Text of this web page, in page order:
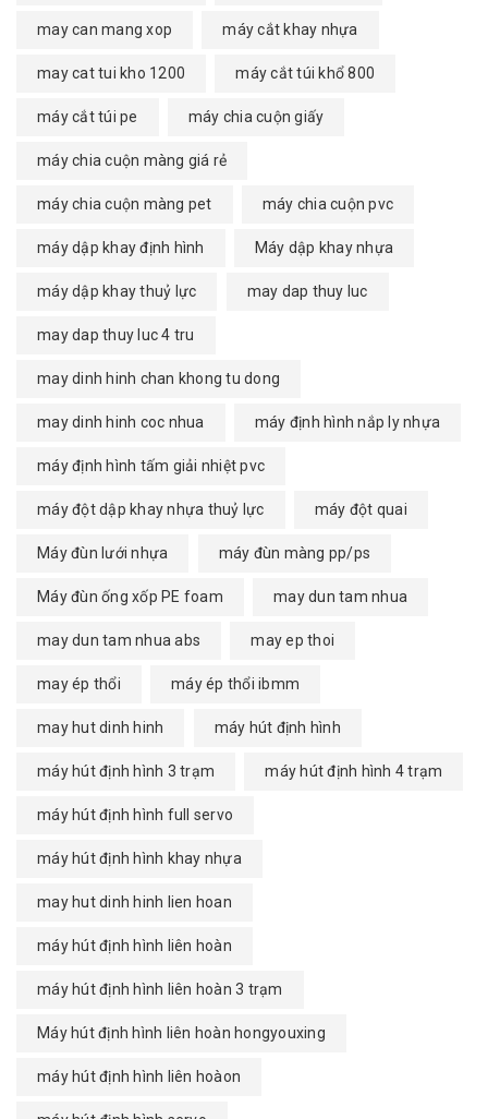
may can mang xop máy cắt khay nhựa
may cat tui kho 1200 máy cắt túi khổ 800
máy cắt túi pe máy chia cuộn giấy
máy chia cuộn màng giá rẻ
máy chia cuộn màng pet máy chia cuộn pvc
máy dập khay định hình Máy dập khay nhựa
máy dập khay thuỷ lực may dap thuy luc
may dap thuy luc 4 tru
may dinh hinh chan khong tu dong
may dinh hinh coc nhua máy định hình nắp ly nhựa
máy định hình tấm giải nhiệt pvc
máy đột dập khay nhựa thuỷ lực máy đột quai
Máy đùn lưới nhựa máy đùn màng pp/ps
Máy đùn ống xốp PE foam may dun tam nhua
may dun tam nhua abs may ep thoi
may ép thổi máy ép thổi ibmm
may hut dinh hinh máy hút định hình
máy hút định hình 3 trạm máy hút định hình 4 trạm
máy hút định hình full servo
máy hút định hình khay nhựa
may hut dinh hinh lien hoan
máy hút định hình liên hoàn
máy hút định hình liên hoàn 3 trạm
Máy hút định hình liên hoàn hongyouxing
máy hút định hình liên hoàon